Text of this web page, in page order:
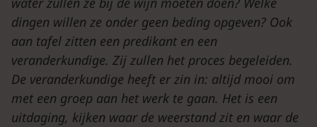
dingen willen ze onder geen beding opgeven? Ook
aan tafel zitten een predikant en een
veranderkundige. Zij zullen het proces begeleiden.
De veranderkundige heeft er zin in: altijd mooi om
met een groep aan het werk te gaan. Het is een
uitdaging, kijken waar de weerstand zit en waar de